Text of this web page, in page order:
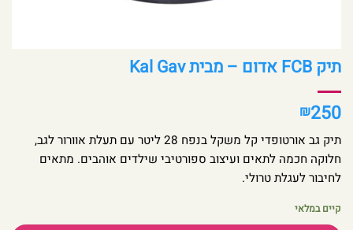
תיק FCB אדום – מבית Kal Gav
₪250
תיק גב אורטופדי קל משקל בנפח 28 ליטר עם תעלת אוורור לגב,
חלוקה חכמה לתאים ועיצוב ספורטיבי שילדים אוהבים. מתאים
לחיבור לעגלת טרולי.
קיים במלאי